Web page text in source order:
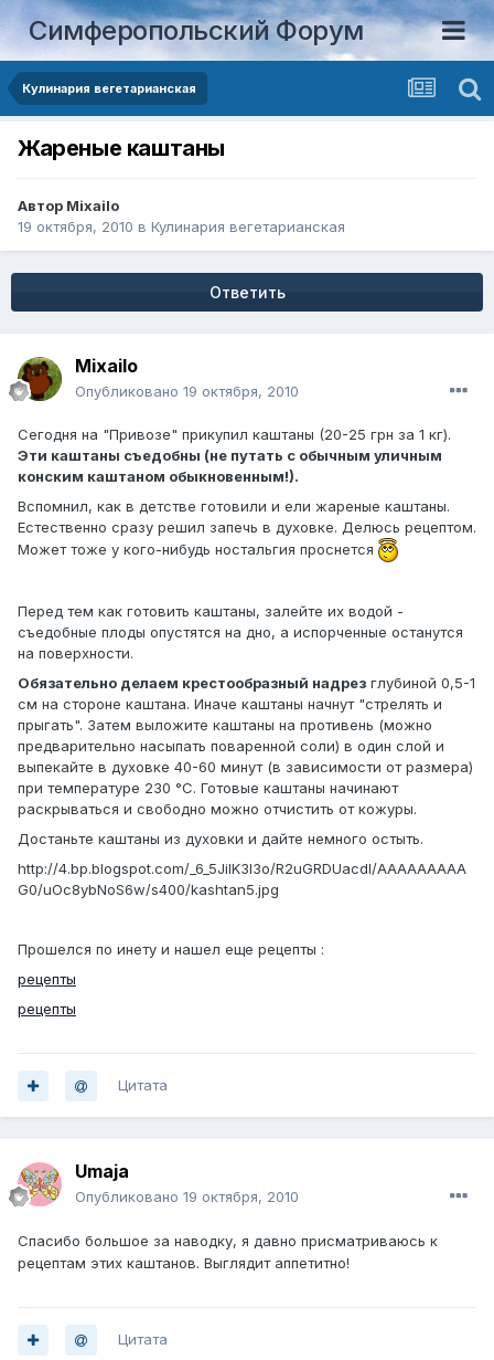
Симферопольский Форум
Кулинария вегетарианская
Жареные каштаны
Автор Mixailo
19 октября, 2010 в Кулинария вегетарианская
Ответить
Mixailo
Опубликовано 19 октября, 2010
Сегодня на "Привозе" прикупил каштаны (20-25 грн за 1 кг).
Эти каштаны съедобны (не путать с обычным уличным
конским каштаном обыкновенным!).
Вспомнил, как в детстве готовили и ели жареные каштаны.
Естественно сразу решил запечь в духовке. Делюсь рецептом.
Может тоже у кого-нибудь ностальгия проснется
Перед тем как готовить каштаны, залейте их водой -
съедобные плоды опустятся на дно, а испорченные останутся
на поверхности.
Обязательно делаем крестообразный надрез глубиной 0,5-1
см на стороне каштана. Иначе каштаны начнут "стрелять и
прыгать". Затем выложите каштаны на противень (можно
предварительно насыпать поваренной соли) в один слой и
выпекайте в духовке 40-60 минут (в зависимости от размера)
при температуре 230 °C. Готовые каштаны начинают
раскрываться и свободно можно отчистить от кожуры.
Достаньте каштаны из духовки и дайте немного остыть.
http://4.bp.blogspot.com/_6_5JilK3l3o/R2uGRDUacdI/AAAAAAAAA
G0/uOc8ybNoS6w/s400/kashtan5.jpg
Прошелся по инету и нашел еще рецепты :
рецепты
рецепты
Цитата
Umaja
Опубликовано 19 октября, 2010
Спасибо большое за наводку, я давно присматриваюсь к
рецептам этих каштанов. Выглядит аппетитно!
Цитата